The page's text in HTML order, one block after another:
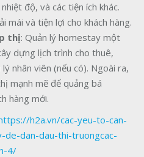
độ, và các tiện ích khác.
mái và tiện lợi cho khách hàng.
thị: Quản lý homestay một
dựng lịch trình cho thuê,
nhân viên (nếu có). Ngoài ra,
mạnh mẽ để quảng bá
hàng mới.
h2a.vn/cac-yeu-to-can-
de-dan-dau-thi-truongcac-
4/